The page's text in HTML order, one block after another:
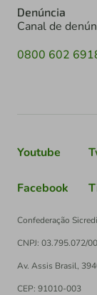
Denúncia
Canal de
0800 602
Youtube
Facebook
Confederação Sicredi
CNPJ: 03.795.072/
Av. Assis Brasil,
CEP: 91010-003